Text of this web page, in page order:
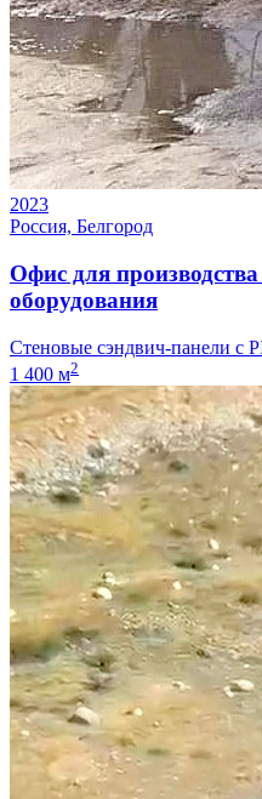
2023
Россия, Белгород
Офис для
оборудования
Стеновые сэндвич-панели с
1 400 м2